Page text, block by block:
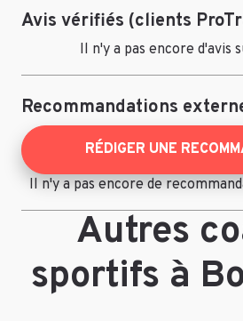
Avis vérifiés (clients
Il n'y a pas encore d'avis
Recommandations
RÉDIGER UNE
Il n'y a pas encore de
Autres
sportifs à